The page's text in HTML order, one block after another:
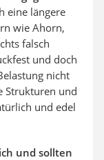
eine längere
wie Ahorn,
falsch
und doch
nicht
Strukturen und
und edel
und sollten